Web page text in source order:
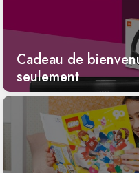
Cadeau de
seulement